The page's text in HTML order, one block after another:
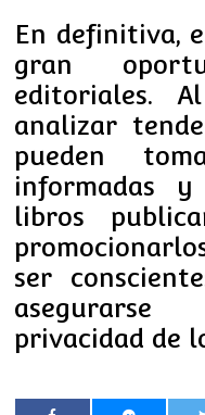
En definitiva,
gran
editoriales.
analizar
pueden
informadas
libros
ser
privacidad de